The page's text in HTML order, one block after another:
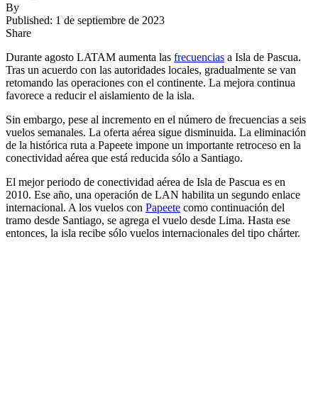
By
Published: 1 de septiembre de 2023
Share
Durante agosto LATAM aumenta las frecuencias a Isla de Pascua.
Tras un acuerdo con las autoridades locales, gradualmente se van
retomando las operaciones con el continente. La mejora continua
favorece a reducir el aislamiento de la isla.
Sin embargo, pese al incremento en el número de frecuencias a seis
vuelos semanales. La oferta aérea sigue disminuida. La eliminación
de la histórica ruta a Papeete impone un importante retroceso en la
conectividad aérea que está reducida sólo a Santiago.
El mejor periodo de conectividad aérea de Isla de Pascua es en
2010. Ese año, una operación de LAN habilita un segundo enlace
internacional. A los vuelos con Papeete como continuación del
tramo desde Santiago, se agrega el vuelo desde Lima. Hasta ese
entonces, la isla recibe sólo vuelos internacionales del tipo chárter.